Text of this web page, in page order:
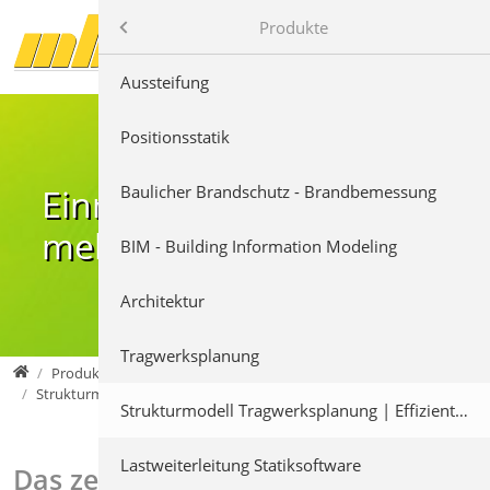
Direkt zur Hauptnavigation springen
Direkt zum Inhalt springen
Einmal modelliert –
mehrfach profitiert
mb AEC Software GmbH
Produkte
Strukturmodell Tragwerksplanung | Effizient modellieren
Das zentrale Strukturmodell in der
mb AEC Software GmbHProdukte
Aussteifung
Positionsstatik
Baulicher Brandschutz - Brandbemessung
BIM - Building Information Modeling
Architektur
Tragwerksplanung
Strukturmodell Tragwerksplanung | Effizient modellieren
Lastweiterleitung Statiksoftware